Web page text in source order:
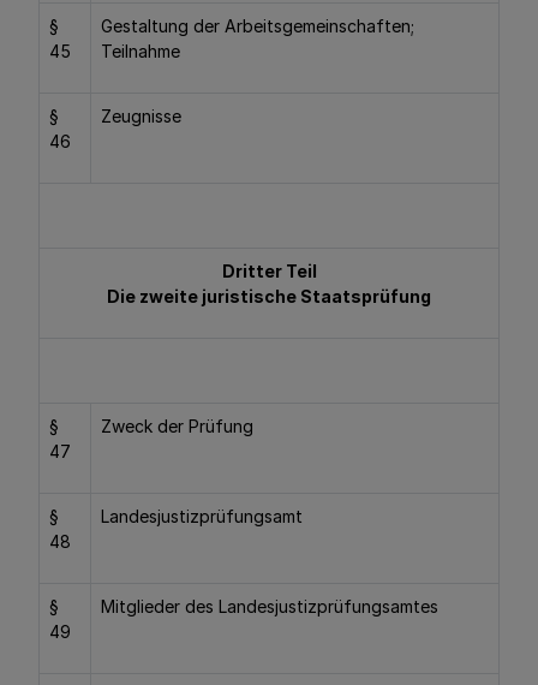
§
45
Gestaltung der Arbeitsgemeinschaften;
Teilnahme
§
46
Zeugnisse
Dritter Teil
Die zweite juristische Staatsprüfung
§
47
Zweck der Prüfung
§
48
Landesjustizprüfungsamt
§
49
Mitglieder des Landesjustizprüfungsamtes